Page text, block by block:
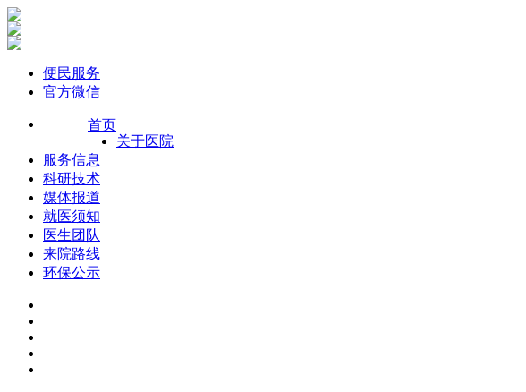
便民服务
官方微信
首页
关于医院
服务信息
科研技术
媒体报道
就医须知
医生团队
来院路线
环保公示